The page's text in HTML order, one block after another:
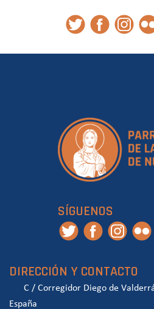
SÍGUENOS
DIRECCIÓN Y CONTACTO
C / Corregidor Diego de
España